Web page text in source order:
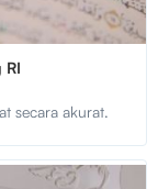
RI
secara akurat.